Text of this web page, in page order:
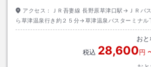
アクセス：
ＪＲ吾妻線 長野原草津口駅→ＪＲバ
ら草津温泉行き約２５分→草津温泉バスターミナ
５分
おと
税込 28,600円